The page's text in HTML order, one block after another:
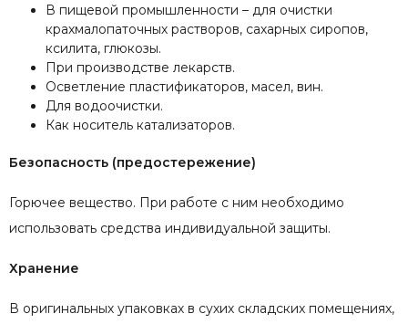
В пищевой промышленности – для очистки
крахмалопаточных растворов, сахарных сиропов,
ксилита, глюкозы.
При производстве лекарств.
Осветление пластификаторов, масел, вин.
Для водоочистки.
Как носитель катализаторов.
Безопасность (предостережение)
Горючее вещество. При работе с ним необходимо
использовать средства индивидуальной защиты.
Хранение
В оригинальных упаковках в сухих складских помещениях,